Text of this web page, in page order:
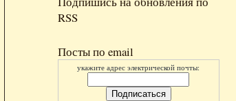
RSS
Посты по email
укажите адрес электрической почты: